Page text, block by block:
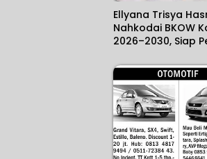
Ellyana Trisya
Nahkodai BKOW
2026–2030, Siap
Perempuan